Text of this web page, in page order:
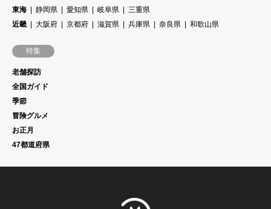
東海
静岡県 愛知県 岐阜県
三重県
近畿
大阪府 京都府 滋賀県 兵庫県 奈良県 和歌山県
特集
老舗探訪
全国ガイド
季節
冒険グルメ
お正月
47都道府県